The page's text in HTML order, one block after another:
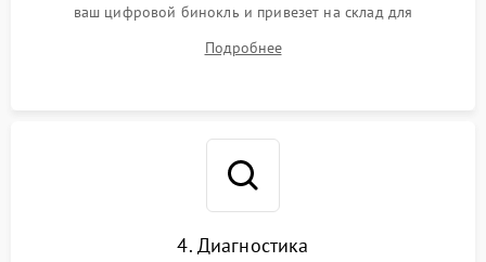
ваш цифровой бинокль и привезет на склад для
Подробнее
4. Диагностика